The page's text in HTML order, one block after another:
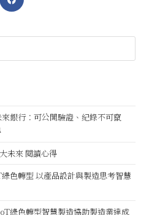
銀行：可公開驗證、紀錄不可竄
未來 閱讀心得
色轉型 以產品設計與製造思考智慧
綠色轉型智慧製造協助製造業達成